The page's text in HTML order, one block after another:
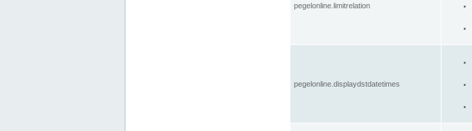
pegelonline.limitrelation
pegelonline.displaydstdatetimes